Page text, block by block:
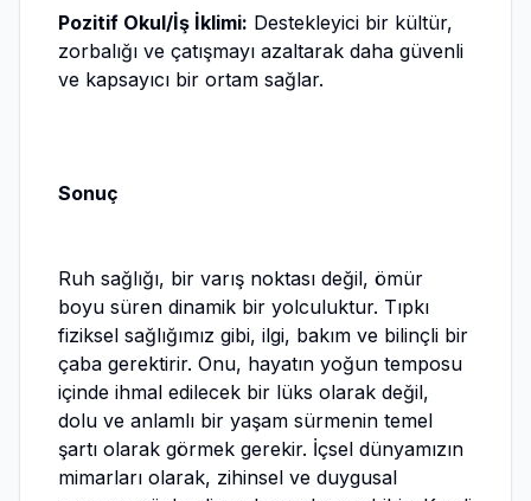
Pozitif Okul/İş İklimi: Destekleyici bir kültür,
zorbalığı ve çatışmayı azaltarak daha güvenli
ve kapsayıcı bir ortam sağlar.
Sonuç
Ruh sağlığı, bir varış noktası değil, ömür
boyu süren dinamik bir yolculuktur. Tıpkı
fiziksel sağlığımız gibi, ilgi, bakım ve bilinçli bir
çaba gerektirir. Onu, hayatın yoğun temposu
içinde ihmal edilecek bir lüks olarak değil,
dolu ve anlamlı bir yaşam sürmenin temel
şartı olarak görmek gerekir. İçsel dünyamızın
mimarları olarak, zihinsel ve duygusal